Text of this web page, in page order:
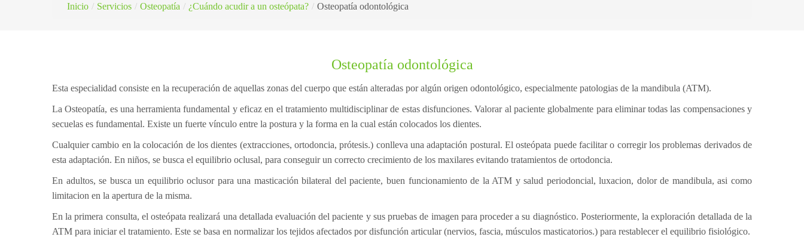
Inicio / Servicios / Osteopatía / ¿Cuándo acudir a un osteópata? / Osteopatía odontológica
Osteopatía odontológica
Esta especialidad consiste en la recuperación de aquellas zonas del cuerpo que están alteradas por algún origen odontológico, especialmente patologias de la mandibula (ATM).
La Osteopatía, es una herramienta fundamental y eficaz en el tratamiento multidisciplinar de estas disfunciones. Valorar al paciente globalmente para eliminar todas las compensaciones y
secuelas es fundamental. Existe un fuerte vínculo entre la postura y la forma en la cual están colocados los dientes.
Cualquier cambio en la colocación de los dientes (extracciones, ortodoncia, prótesis.) conlleva una adaptación postural. El osteópata puede facilitar o corregir los problemas derivados de
esta adaptación. En niños, se busca el equilibrio oclusal, para conseguir un correcto crecimiento de los maxilares evitando tratamientos de ortodoncia.
En adultos, se busca un equilibrio oclusor para una masticación bilateral del paciente, buen funcionamiento de la ATM y salud periodoncial, luxacion, dolor de mandibula, asi como
limitacion en la apertura de la misma.
En la primera consulta, el osteópata realizará una detallada evaluación del paciente y sus pruebas de imagen para proceder a su diagnóstico. Posteriormente, la exploración detallada de la
ATM para iniciar el tratamiento. Este se basa en normalizar los tejidos afectados por disfunción articular (nervios, fascia, músculos masticatorios.) para restablecer el equilibrio fisiológico.